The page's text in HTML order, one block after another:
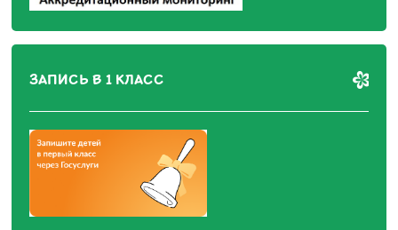
ЗАПИСЬ В 1 КЛАСС